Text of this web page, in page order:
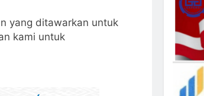
yang ditawarkan untuk
kami untuk